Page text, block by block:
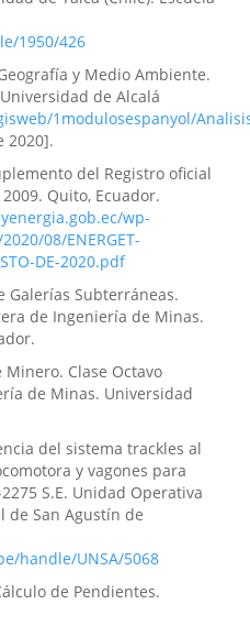
1950/426
y Medio Ambiente.
de Alcalá
1modulosespanyol/
2020].
del Registro oficial
Quito, Ecuador.
wp-
08/ENERGET-
DE-2020.pdf
Galerías Subterráneas.
de Ingeniería de Minas.
Minero. Clase Octavo
de Minas. Universidad
del sistema trackles al
y vagones para
S.E. Unidad Operativa
de San Agustín de
handle/UNSA/5068
de Pendientes.